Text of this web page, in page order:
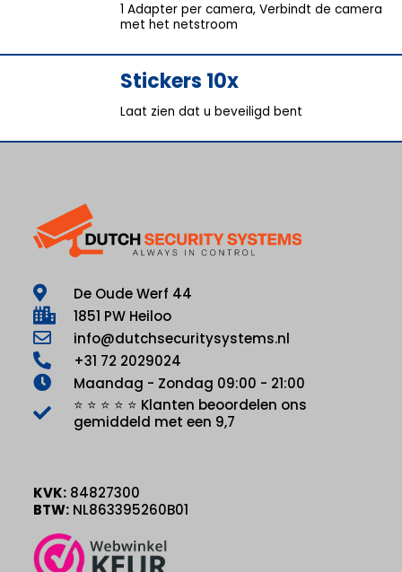
1 Adapter per camera, Verbindt de camera
met het netstroom
Stickers 10x
Laat zien dat u beveiligd bent
De Oude Werf 44
1851 PW Heiloo
info@dutchsecuritysystems.nl
+31 72 2029024
Maandag - Zondag 09:00 - 21:00
⭐ ⭐ ⭐ ⭐ ⭐ Klanten beoordelen ons
gemiddeld met een 9,7
KVK: 84827300
BTW: NL863395260B01